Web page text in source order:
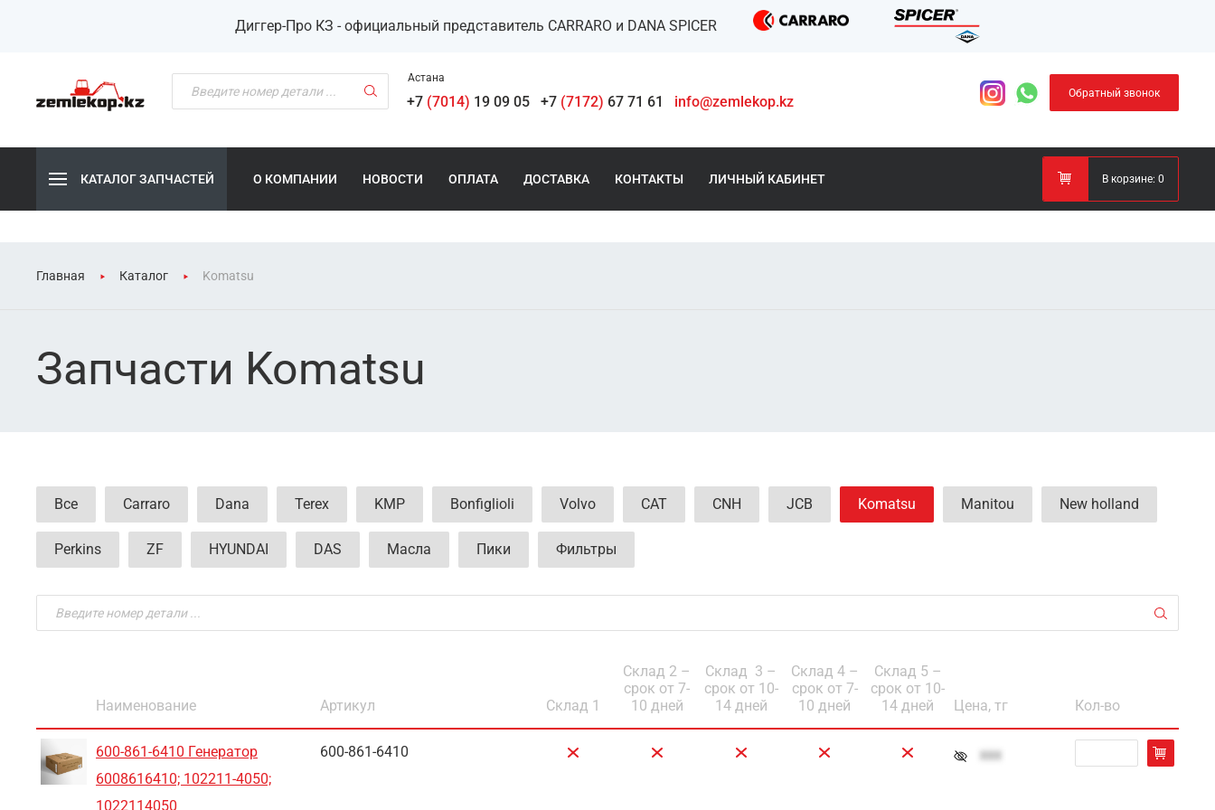
Диггер-Про КЗ - официальный представитель CARRARO и DANA SPICER
Астана
+7 (7014) 19 09 05 +7 (7172) 67 71 61 info@zemlekop.kz Обратный звонок
КАТАЛОГ ЗАПЧАСТЕЙ О КОМПАНИИ НОВОСТИ ОПЛАТА ДОСТАВКА КОНТАКТЫ ЛИЧНЫЙ КАБИНЕТ В корзине: 0
Главная Каталог Komatsu
Запчасти Komatsu
Все Carraro Dana Terex KMP Bonfiglioli Volvo CAT CNH JCB Komatsu Manitou New holland
Perkins ZF HYUNDAI DAS Масла Пики Фильтры
Наименование Артикул Склад 1
Склад 2 –
срок от 7-
10 дней
Cклад 3 –
срок от 10-
14 дней
Склад 4 –
срок от 7-
10 дней
Склад 5 –
срок от 10-
14 дней
Цена, тг Кол-во
600-861-6410 Генератор
6008616410; 102211-4050;
1022114050
600-861-6410 xxx